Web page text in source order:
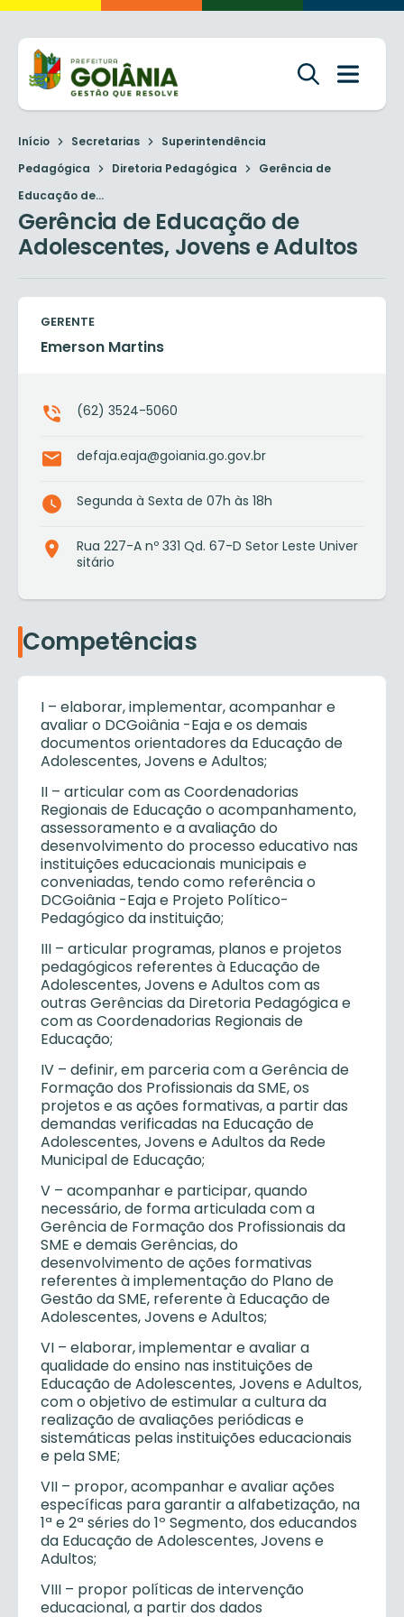
Início Secretarias
Superintendência
Pedagógica
Diretoria Pedagógica
Gerência de
Educação de...
Gerência de Educação de
Adolescentes, Jovens e Adultos
GERENTE
Emerson Martins
(62) 3524-5060
defaja.eaja@goiania.go.gov.br
Segunda à Sexta de 07h às 18h
Rua 227-A nº 331 Qd. 67-D Setor Leste Univer
sitário
Competências
I – elaborar, implementar, acompanhar e
avaliar o DCGoiânia -Eaja e os demais
documentos orientadores da Educação de
Adolescentes, Jovens e Adultos;
II – articular com as Coordenadorias
Regionais de Educação o acompanhamento,
assessoramento e a avaliação do
desenvolvimento do processo educativo nas
instituições educacionais municipais e
conveniadas, tendo como referência o
DCGoiânia -Eaja e Projeto Político-
Pedagógico da instituição;
III – articular programas, planos e projetos
pedagógicos referentes à Educação de
Adolescentes, Jovens e Adultos com as
outras Gerências da Diretoria Pedagógica e
com as Coordenadorias Regionais de
Educação;
IV – definir, em parceria com a Gerência de
Formação dos Profissionais da SME, os
projetos e as ações formativas, a partir das
demandas verificadas na Educação de
Adolescentes, Jovens e Adultos da Rede
Municipal de Educação;
V – acompanhar e participar, quando
necessário, de forma articulada com a
Gerência de Formação dos Profissionais da
SME e demais Gerências, do
desenvolvimento de ações formativas
referentes à implementação do Plano de
Gestão da SME, referente à Educação de
Adolescentes, Jovens e Adultos;
VI – elaborar, implementar e avaliar a
qualidade do ensino nas instituições de
Educação de Adolescentes, Jovens e Adultos,
com o objetivo de estimular a cultura da
realização de avaliações periódicas e
sistemáticas pelas instituições educacionais
e pela SME;
VII – propor, acompanhar e avaliar ações
específicas para garantir a alfabetização, na
1ª e 2ª séries do 1º Segmento, dos educandos
da Educação de Adolescentes, Jovens e
Adultos;
VIII – propor políticas de intervenção
educacional, a partir dos dados